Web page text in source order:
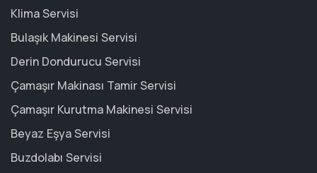
Klima Servisi
Bulaşık Makinesi Servisi
Derin Dondurucu Servisi
Çamaşır Makinası Tamir Servisi
Çamaşır Kurutma Makinesi Servisi
Beyaz Eşya Servisi
Buzdolabı Servisi